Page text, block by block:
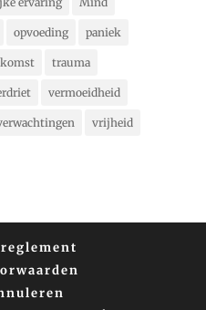
opvoeding paniek
trauma
vermoeidheid
vrijheid